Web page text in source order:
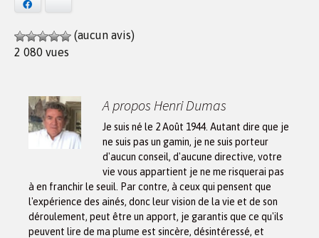
(aucun avis)
2 080 vues
A propos Henri Dumas
Je suis né le 2 Août 1944. Autant dire que je
ne suis pas un gamin, je ne suis porteur
d'aucun conseil, d'aucune directive, votre
vie vous appartient je ne me risquerai pas
à en franchir le seuil. Par contre, à ceux qui pensent que
l'expérience des ainés, donc leur vision de la vie et de son
déroulement, peut être un apport, je garantis que ce qu'ils
peuvent lire de ma plume est sincère, désintéressé, et